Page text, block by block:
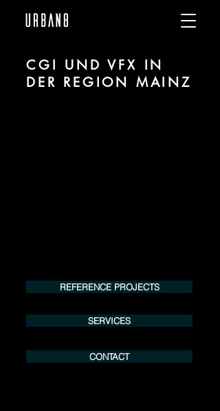
CGI UND VFX IN
DER REGION MAINZ
REFERENCE PROJECTS
SERVICES
CONTACT